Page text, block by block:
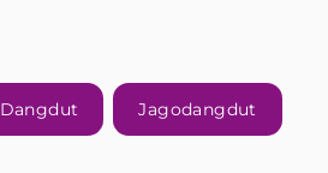
Jagodangdut